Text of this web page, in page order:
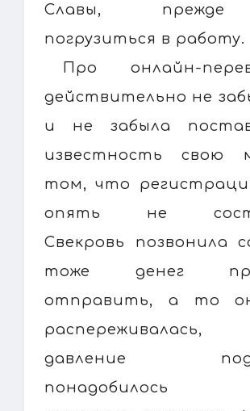
Славы,
погрузиться в работу.
Про онлайн-
действительно не
и не забыла
известность свою
том, что
опять не
Свекровь позвонила
тоже денег
отправить, а то
давление
понадобилось